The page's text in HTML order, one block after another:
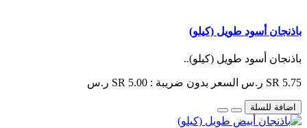
باذنجان أسود طويل (كيلو)
باذنجان أسود طويل (كيلو)..
SR 5.75 ر.س السعر بدون ضريبة : SR 5.00 ر.س
اضافة للسلة